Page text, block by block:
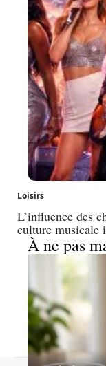
Loisirs
L’influence des
culture musicale
À ne pas